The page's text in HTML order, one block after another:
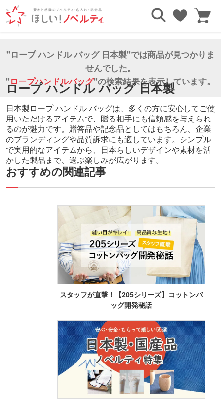
"ロープ ハンドル バッグ 日本製"では商品が見つかりま
せんでした。
"ロープハンドルバッグ"の検索結果を表示しています。
ロープ ハンドル バッグ 日本製
日本製ロープ ハンドル バッグは、多くの方に安心してご使
用いただけるアイテムで、贈る相手にも信頼感を与えられ
るのが魅力です。贈答品や記念品としてはもちろん、企業
のブランディングや品質訴求にも適しています。シンプル
で実用的なアイテムから、日本らしいデザインや素材を活
かした製品まで、選ぶ楽しみが広がります。
おすすめの関連記事
スタッフが直撃！【205シリーズ】コットンバ
ッグ開発秘話